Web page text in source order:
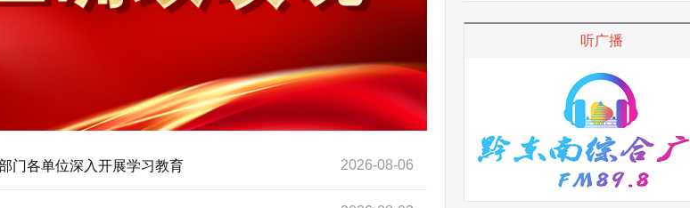
门各单位深入开展学习教育 2026-08-06
听广播